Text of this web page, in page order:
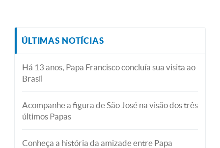
ÚLTIMAS NOTÍCIAS
Há 13 anos, Papa Francisco concluía sua visita ao
Brasil
Acompanhe a figura de São José na visão dos três
últimos Papas
Conheça a história da amizade entre Papa